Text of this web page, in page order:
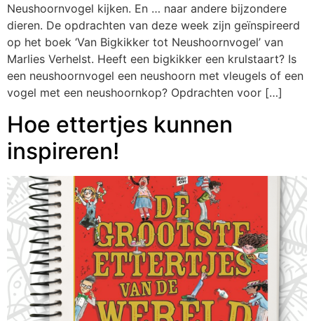
Neushoornvogel kijken. En … naar andere bijzondere
dieren. De opdrachten van deze week zijn geïnspireerd
op het boek ‘Van Bigkikker tot Neushoornvogel’ van
Marlies Verhelst. Heeft een bigkikker een krulstaart? Is
een neushoornvogel een neushoorn met vleugels of een
vogel met een neushoornkop? Opdrachten voor […]
Hoe ettertjes kunnen
inspireren!